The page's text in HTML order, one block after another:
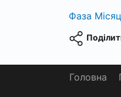
Фаза
Головна